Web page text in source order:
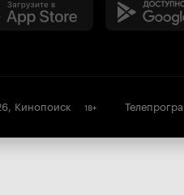
, Кинопоиск 18+